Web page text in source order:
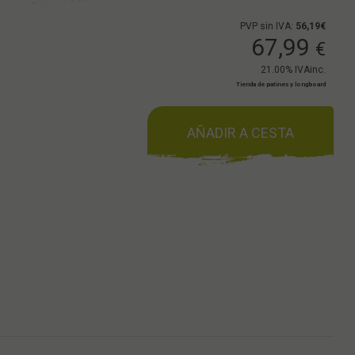
PVP sin IVA: 56,19€
67,99 €
21.00% IVAinc.
Tienda de patines y longboard
AÑADIR A CESTA